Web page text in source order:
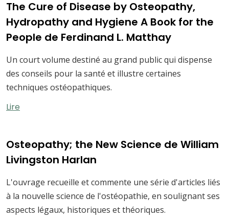
The Cure of Disease by Osteopathy,
Hydropathy and Hygiene A Book for the
People de Ferdinand L. Matthay
Un court volume destiné au grand public qui dispense
des conseils pour la santé et illustre certaines
techniques ostéopathiques.
Lire
Osteopathy; the New Science de William
Livingston Harlan
L'ouvrage recueille et commente une série d'articles liés
à la nouvelle science de l'ostéopathie, en soulignant ses
aspects légaux, historiques et théoriques.